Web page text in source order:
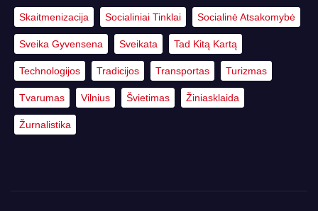
Skaitmenizacija Socialiniai Tinklai Socialinė Atsakomybė
Sveika Gyvensena Sveikata Tad Kitą Kartą
Technologijos Tradicijos Transportas Turizmas
Tvarumas Vilnius Švietimas Žiniasklaida
Žurnalistika